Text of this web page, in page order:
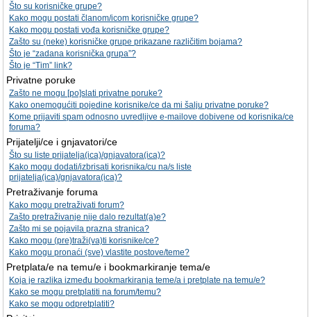
Što su korisničke grupe?
Kako mogu postati članom/icom korisničke grupe?
Kako mogu postati vođa korisničke grupe?
Zašto su (neke) korisničke grupe prikazane različitim bojama?
Što je “zadana korisnička grupa”?
Što je “Tim” link?
Privatne poruke
Zašto ne mogu [po]slati privatne poruke?
Kako onemogućiti pojedine korisnike/ce da mi šalju privatne poruke?
Kome prijaviti spam odnosno uvredljive e-mailove dobivene od korisnika/ce
foruma?
Prijatelji/ce i gnjavatori/ce
Što su liste prijatelja(ica)/gnjavatora(ica)?
Kako mogu dodati/izbrisati korisnika/cu na/s liste
prijatelja(ica)/gnjavatora(ica)?
Pretraživanje foruma
Kako mogu pretraživati forum?
Zašto pretraživanje nije dalo rezultat(a)e?
Zašto mi se pojavila prazna stranica?
Kako mogu (pre)traži(va)ti korisnike/ce?
Kako mogu pronaći (sve) vlastite postove/teme?
Pretplata/e na temu/e i bookmarkiranje tema/e
Koja je razlika između bookmarkiranja teme/a i pretplate na temu/e?
Kako se mogu pretplatiti na forum/temu?
Kako se mogu odpretplatiti?